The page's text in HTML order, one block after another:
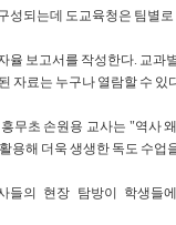
성되는데 도교육청은 팀별
율 보고서를 작성한다. 교
자료는 누구나 열람할 수 있
무초 손원용 교사는 "역사
용해 더욱 생생한 독도 수업
들의 현장 탐방이 학생들